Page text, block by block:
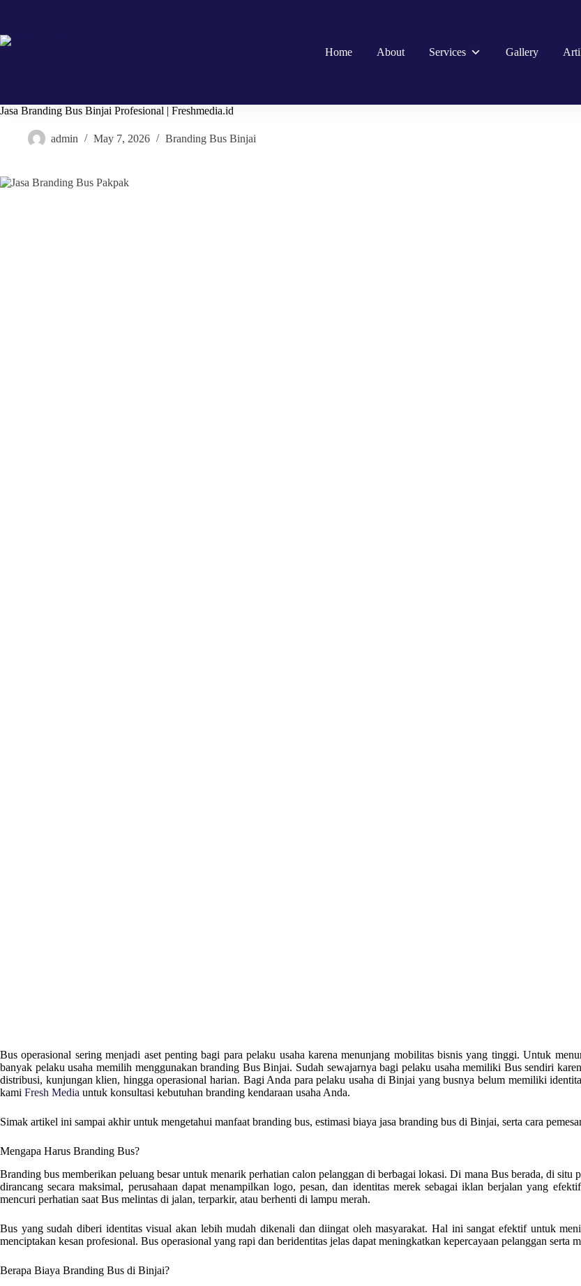
Home
About Services Gallery
Jasa Branding Bus Binjai Profesional | Freshmedia.id
admin May 7, 2026 Branding Bus Binjai
Bus operasional sering menjadi aset penting bagi para pelaku usaha karena menunjang mobilitas bisnis yang tinggi. Untuk
banyak pelaku usaha memilih menggunakan branding BusBinjai. Sudah sewajarnya bagi pelaku usaha memiliki Bus sendiri
distribusi, kunjungan klien, hingga operasional harian. Bagi Anda para pelaku usaha diBinjai yang busnya belum memiliki
kami Fresh Media untuk konsultasi kebutuhan branding kendaraan usaha Anda.
Simak artikel ini sampai akhir untuk mengetahui manfaat branding bus, estimasi biaya jasa branding bus di Binjai, serta cara
Mengapa Harus Branding Bus?
Branding bus memberikan peluang besar untuk menarik perhatian calon pelanggan di berbagai lokasi. Di mana Bus berada, di situ
dirancang secara maksimal, perusahaan dapat menampilkan logo, pesan, dan identitas merek sebagai iklan berjalan yang
mencuri perhatian saat Bus melintas di jalan, terparkir, atau berhenti di lampu merah.
Bus yang sudah diberi identitas visual akan lebih mudah dikenali dan diingat oleh masyarakat. Hal ini sangat efektif untuk
menciptakan kesan profesional. Bus operasional yang rapi dan beridentitas jelas dapat meningkatkan kepercayaan pelanggan serta
Berapa Biaya Branding Bus di Binjai?